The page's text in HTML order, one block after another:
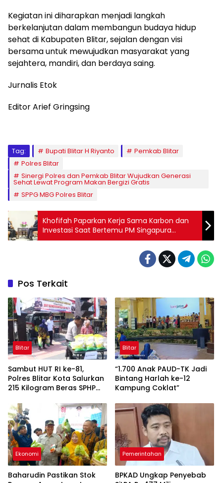
Kegiatan ini diharapkan menjadi langkah
berkelanjutan dalam membangun budaya hidup
sehat di Kabupaten Blitar, sejalan dengan visi
bersama untuk mewujudkan masyarakat yang
sejahtera, mandiri, dan berdaya saing.
Jurnalis Etok
Editor Arief Gringsing
Tag: Bupati Blitar H Riyanto
Pemkab Blitar
Polres Blitar
Sinergi Polres dan Pemkab Blitar Wujudkan Generasi
Sehat Lewat Program Makan Bergizi Gratis
SPPG MBG Polres Blitar
Khofifah Paparkan Kerja Sama Karbon dan
Investasi Saat Bertemu PM Singapura
Lawrence Wong
Pos Terkait
Blitar
Sambut HUT RI ke-81,
Polres Blitar Kota Salurkan
215 Kilogram Beras SPHP
Murah
Blitar
“1.700 Anak PAUD-TK Jadi
Bintang Harlah ke-12
Kampung Coklat”
Ekonomi
Baharudin Pastikan Stok
Pemerintahan
BPKAD Ungkap Penyebab